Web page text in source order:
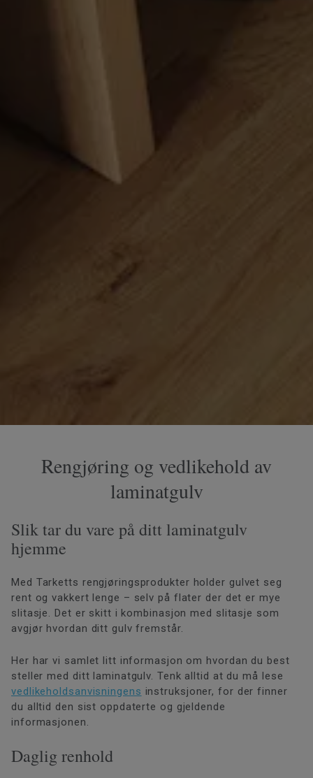
Rengjøring og vedlikehold av
laminatgulv
Slik tar du vare på ditt laminatgulv
hjemme
Med Tarketts rengjøringsprodukter holder gulvet seg
rent og vakkert lenge – selv på flater der det er mye
slitasje. Det er skitt i kombinasjon med slitasje som
avgjør hvordan ditt gulv fremstår.
Her har vi samlet litt informasjon om hvordan du best
steller med ditt laminatgulv. Tenk alltid at du må lese
vedlikeholdsanvisningens instruksjoner, for der finner
du alltid den sist oppdaterte og gjeldende
informasjonen.
Daglig renhold